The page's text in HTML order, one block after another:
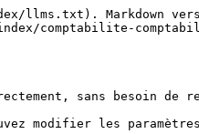
Markdown
comptabilite-
sans besoin
les paramètres